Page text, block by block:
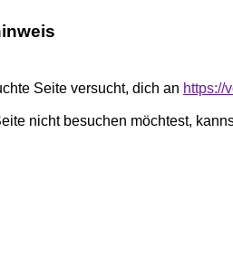
Seite versucht, dich an https://
nicht besuchen möchtest,